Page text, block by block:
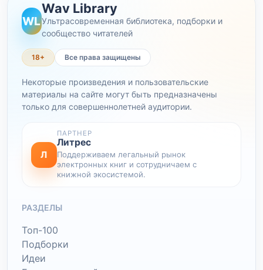
WL
Wav Library
Ультрасовременная библиотека, подборки и
сообщество читателей
18+ Все права защищены
Некоторые произведения и пользовательские
материалы на сайте могут быть предназначены
только для совершеннолетней аудитории.
Л
ПАРТНЕР
Литрес
Поддерживаем легальный рынок
электронных книг и сотрудничаем с
книжной экосистемой.
РАЗДЕЛЫ
Топ-100
Подборки
Идеи